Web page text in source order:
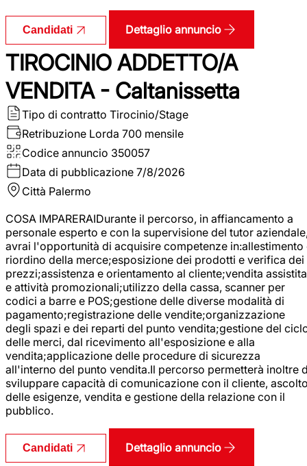
Candidati Dettaglio annuncio
TIROCINIO ADDETTO/A
VENDITA - Caltanissetta
Tipo di contratto Tirocinio/Stage
Retribuzione Lorda 700 mensile
Codice annuncio 350057
Data di pubblicazione 7/8/2026
Città Palermo
COSA IMPARERAIDurante il percorso, in affiancamento a
personale esperto e con la supervisione del tutor
avrai l'opportunità di acquisire competenze in:allestimento
riordino della merce;esposizione dei prodotti e verifica dei
prezzi;assistenza e orientamento al cliente;vendita assistita
e attività promozionali;utilizzo della cassa, scanner per
codici a barre e POS;gestione delle diverse modalità di
pagamento;registrazione delle vendite;organizzazione
degli spazi e dei reparti del punto vendita;gestione del
delle merci, dal ricevimento all'esposizione e alla
vendita;applicazione delle procedure di sicurezza
all'interno del punto vendita.Il percorso permetterà inoltre
sviluppare capacità di comunicazione con il cliente,
delle esigenze, vendita e gestione della relazione con il
pubblico.
Candidati Dettaglio annuncio